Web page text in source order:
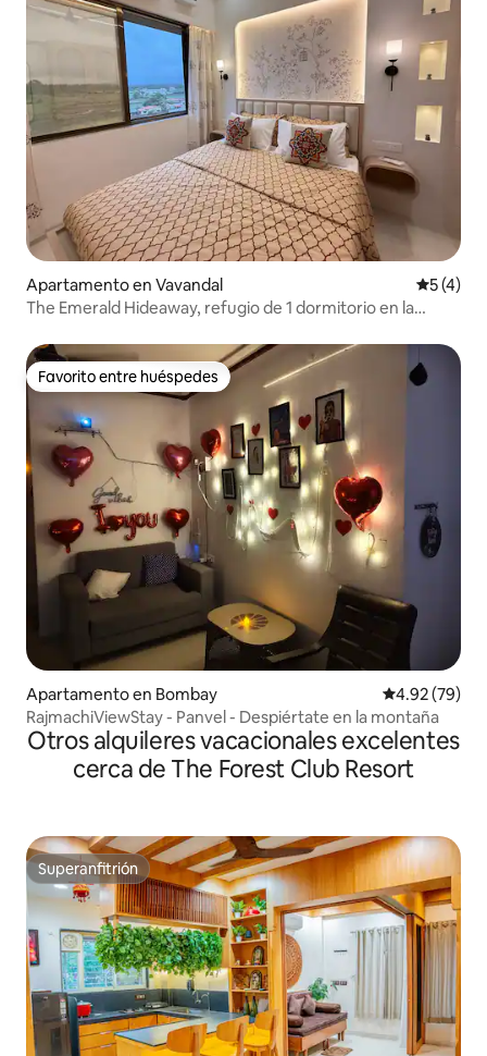
Apartamento en Vavandal
5 (4)
The Emerald Hideaway, refugio de 1 dormitorio en la
Favorito entre huéspedes
Favorito entre huéspedes
Apartamento en Bombay Calificación
4.92 (79)
RajmachiViewStay - Panvel - Despiértate en la montaña
Otros alquileres vacacionales excelentes
cerca de The Forest Club Resort
Superanfitrión
Superanfitrión